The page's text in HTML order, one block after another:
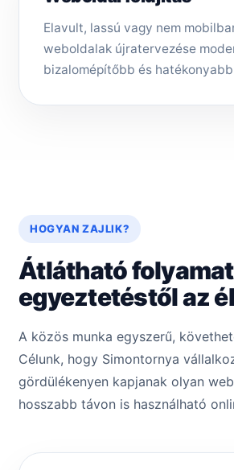
Elavult, lassú vagy nem
weboldalak újratervezése
bizalomépítőbb és
HOGYAN ZAJLIK?
Átlátható
egyeztetéstől az
A közös munka egyszerű,
Célunk, hogy Simontornya
gördülékenyen kapjanak olyan
hosszabb távon is használható